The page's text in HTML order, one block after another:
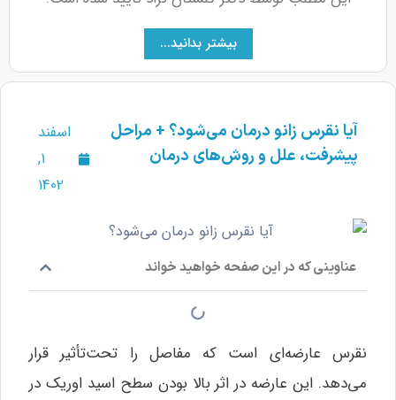
آیا نقرس زانو درمان می‌شود؟ + مراحل
پیشرفت، علل و روش‌های درمان
اسفند
1,
1402
عناوینی که در این صفحه خواهید خواند
نقرس عارضه‌ای است که مفاصل را تحت‌تأثیر قرار
می‌دهد. این عارضه در اثر بالا بودن سطح اسید اوریک در
بیشتر بدانید...